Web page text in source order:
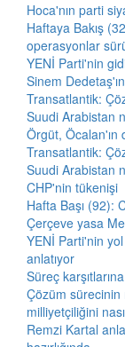
Hoca'nın parti
Haftaya Bakış
operasyonlar
YENİ Parti'nin
Sinem
Transatlantik:
Suudi Arabistan
Örgüt, Öcalan'ın
Transatlantik:
Suudi Arabistan
CHP'nin tükenişi
Hafta Başı (92):
Çerçeve yasa
YENİ Parti'nin
anlatıyor
Süreç
Çözüm sürecinin
milliyetçiliğini
Remzi Kartal